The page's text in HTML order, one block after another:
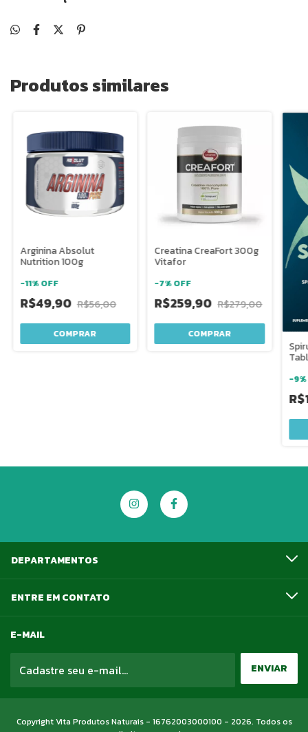
Produtos similares
Arginina Absolut
Nutrition 100g
-11%OFF
R$49,90 R$56,00
Creatina CreaFort 300g
Vitafor
-7%OFF
R$259,90 R$279,00
-9%
DEPARTAMENTOS
ENTRE EM CONTATO
E-MAIL
Copyright Vita Produtos Naturais - 16762003000100 - 2026. Todos os